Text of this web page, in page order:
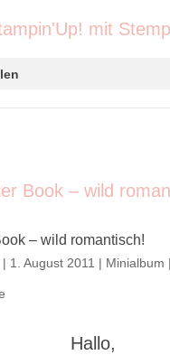
– wild romantisch!
| 1. August 2011 | Minialbum |
Hallo,